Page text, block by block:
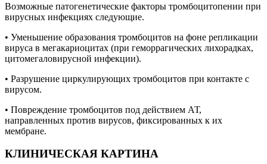
Возможные патогенетические факторы тромбоцитопении при
вирусных инфекциях следующие.
• Уменьшение образования тромбоцитов на фоне репликации
вируса в мегакариоцитах (при геморрагических лихорадках,
цитомегаловирусной инфекции).
• Разрушение циркулирующих тромбоцитов при контакте с
вирусом.
• Повреждение тромбоцитов под действием АТ,
направленных против вирусов, фиксированных к их
мембране.
КЛИНИЧЕСКАЯ КАРТИНА